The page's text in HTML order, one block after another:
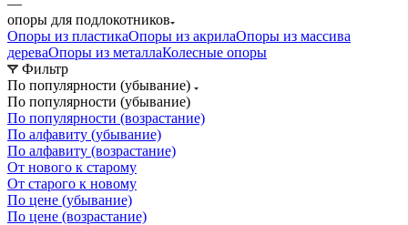
опоры для подлокотников
Опоры из пластикаОпоры из акрилаОпоры из массива
дереваОпоры из металлаКолесные опоры
Фильтр
По популярности (убывание)
По популярности (убывание)
По популярности (возрастание)
По алфавиту (убывание)
По алфавиту (возрастание)
От нового к старому
От старого к новому
По цене (убывание)
По цене (возрастание)